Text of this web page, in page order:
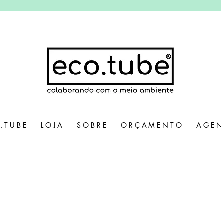
T U B E L O J A S O B R E O R Ç A M E N T O A G E